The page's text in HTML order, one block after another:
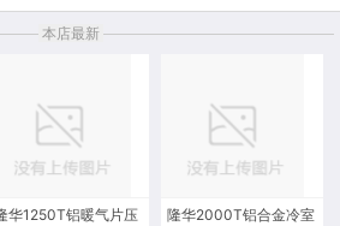
本店最新
华1250T铝暖气片压
隆华2000T铝合金冷室